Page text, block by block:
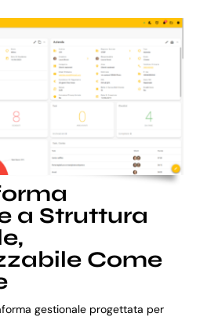
a Struttura
Come
gestionale progettata per